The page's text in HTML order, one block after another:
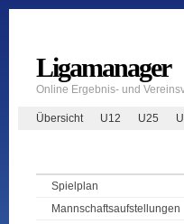
Ligamanager
Online Ergebnis- und
Übersicht U12 U25
Spielplan
Mannschaftsaufstellungen